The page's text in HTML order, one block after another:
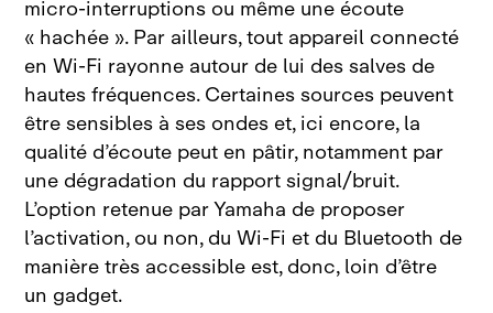
micro‑interruptions ou même une écoute
« hachée ». Par ailleurs, tout appareil connecté
en Wi‑Fi rayonne autour de lui des salves de
hautes fréquences. Certaines sources peuvent
être sensibles à ses ondes et, ici encore, la
qualité d’écoute peut en pâtir, notamment par
une dégradation du rapport signal/bruit.
L’option retenue par Yamaha de proposer
l’activation, ou non, du Wi‑Fi et du Bluetooth de
manière très accessible est, donc, loin d’être
un gadget.